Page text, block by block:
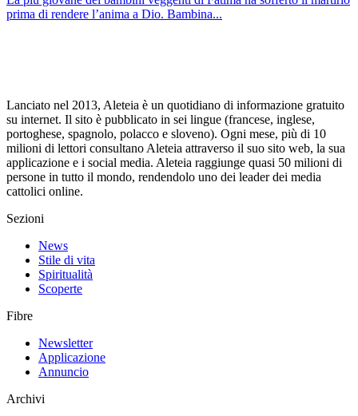
prima di rendere l’anima a Dio. Bambina...
Lanciato nel 2013, Aleteia è un quotidiano di informazione gratuito
su internet. Il sito è pubblicato in sei lingue (francese, inglese,
portoghese, spagnolo, polacco e sloveno). Ogni mese, più di 10
milioni di lettori consultano Aleteia attraverso il suo sito web, la sua
applicazione e i social media. Aleteia raggiunge quasi 50 milioni di
persone in tutto il mondo, rendendolo uno dei leader dei media
cattolici online.
Sezioni
News
Stile di vita
Spiritualità
Scoperte
Fibre
Newsletter
Applicazione
Annuncio
Archivi